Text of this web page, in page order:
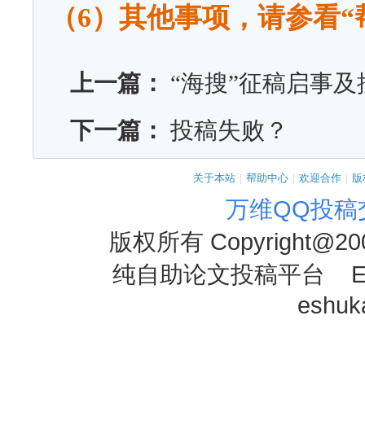
（6） 其他事项，请参看
上一篇： “海搜”征稿启事
下一篇： 投稿失败？
关于本站 | 帮助中心 | 欢迎合作 |
万维QQ投稿
版权所有
纯自助论文投稿平台